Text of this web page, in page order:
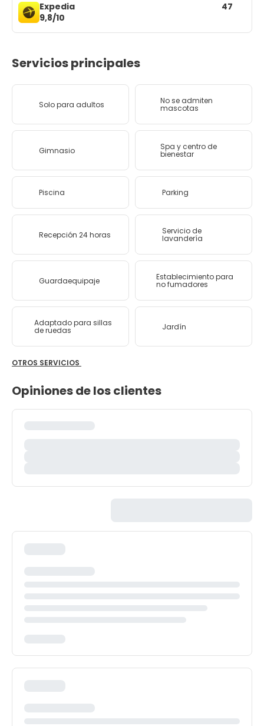
Expedia
9,8/10
47
Servicios principales
Solo para adultos No se admiten
mascotas
Gimnasio Spa y centro de
bienestar
Piscina Parking
Recepción 24 horas Servicio de
lavandería
Guardaequipaje Establecimiento para
no fumadores
Adaptado para sillas
de ruedas Jardín
OTROS SERVICIOS
Opiniones de los clientes